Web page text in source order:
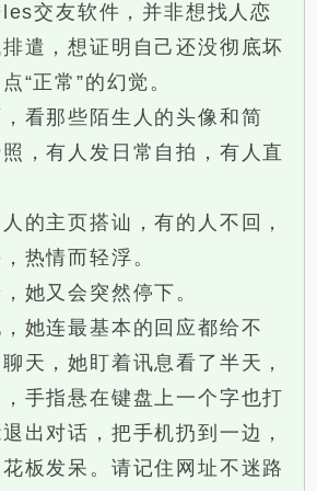
交友软件，并非想找人恋
遣，想证明自己还没彻底坏
“正常”的幻觉。
那些陌生人的头像和简
，有人发日常自拍，有人直
主页搭讪，有的人不回，
热情而轻浮。
又会突然停下。
连最基本的回应都给不
天，她盯着讯息看了半天，
手指悬在键盘上一个字也打
出对话，把手机扔到一边，
板发呆。请记住网址不迷路